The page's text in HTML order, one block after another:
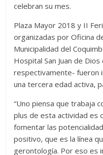
celebran su mes.
Plaza Mayor 2018 y II
organizadas por Oficina
Municipalidad del
Hospital San Juan de Dios
respectivamente- fueron
una tercera edad activa,
“Uno piensa que trabaja
plus de esta actividad es
fomentar las
positivo, que es la línea
gerontología. Por eso es